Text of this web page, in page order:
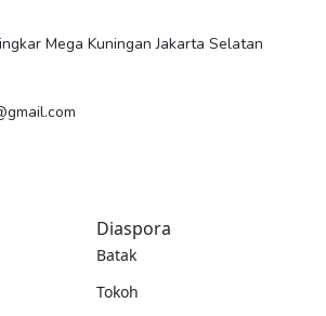
Mega Kuningan Jakarta Selatan
Diaspora
Batak
Tokoh